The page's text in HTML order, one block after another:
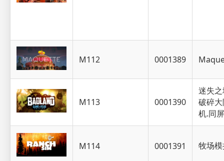
M112 0001389
M113 0001390
迷失
破碎
机.同
M114 0001391 牧场